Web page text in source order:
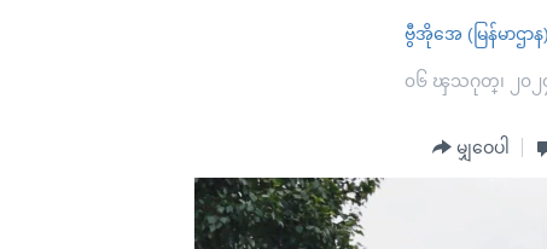
ရုပ်ရှင်ထဲက အင်္ဂလိပ်စာ
ရေဒီယို/တီဗွီအစီအစဉ်
ဗွီအိုအေ (မြန်မာဌာန)
၀၆ ၾသဂုတ္၊ ၂၀၂
မျှဝေပါ